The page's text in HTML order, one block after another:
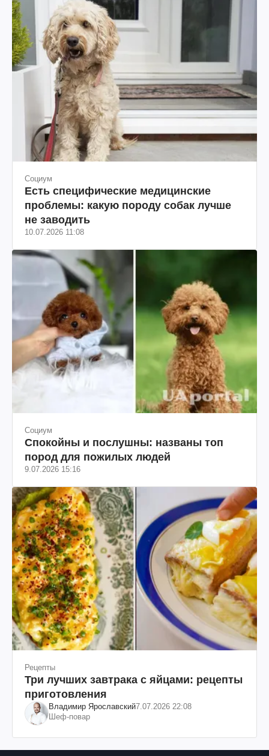
Социум
Есть специфические медицинские
проблемы: какую породу собак лучше
не заводить
10.07.2026 11:08
Социум
Спокойны и послушны: названы топ
пород для пожилых людей
9.07.2026 15:16
Рецепты
Три лучших завтрака с яйцами: рецепты
приготовления
Владимир Ярославский7.07.2026 22:08
Шеф-повар